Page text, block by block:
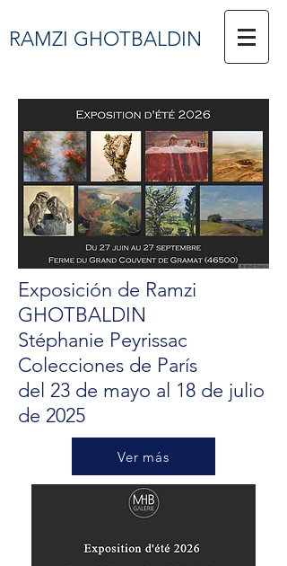
RAMZI GHOTBALDIN
Exposición de Ramzi
GHOTBALDIN
Stéphanie Peyrissac
Colecciones de París
del 23 de mayo al 18 de julio
de 2025
Ver más